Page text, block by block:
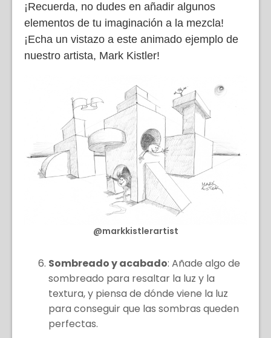
¡Recuerda, no dudes en añadir algunos
elementos de tu imaginación a la mezcla!
¡Echa un vistazo a este animado ejemplo de
nuestro artista, Mark Kistler!
@markkistlerartist
Sombreado y acabado: Añade algo de
sombreado para resaltar la luz y la
textura, y piensa de dónde viene la luz
para conseguir que las sombras queden
perfectas.